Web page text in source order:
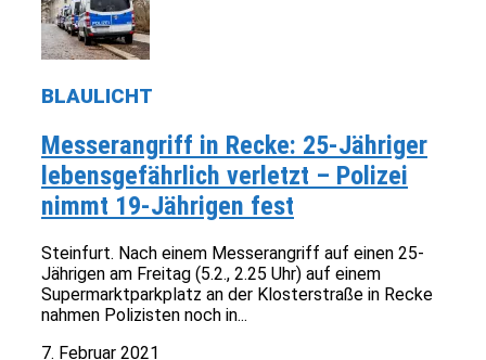
BLAULICHT
Messerangriff in Recke: 25-Jähriger
lebensgefährlich verletzt – Polizei
nimmt 19-Jährigen fest
Steinfurt. Nach einem Messerangriff auf einen 25-
Jährigen am Freitag (5.2., 2.25 Uhr) auf einem
Supermarktparkplatz an der Klosterstraße in Recke
nahmen Polizisten noch in...
7. Februar 2021